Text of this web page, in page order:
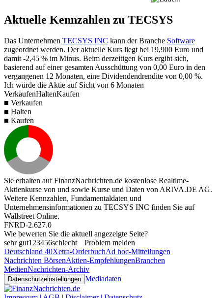
Aktuelle Kennzahlen zu TECSYS
Das Unternehmen TECSYS INC kann der Branche Software
zugeordnet werden. Der aktuelle Kurs liegt bei 19,900 Euro und
damit -2,45 % im Minus. Beim derzeitigen Kurs ergibt sich,
basierend auf einer gesamten Ausschüttung von 0,00 Euro in den
vergangenen 12 Monaten, eine Dividendendrendite von 0,00 %.
Ich würde die Aktie auf Sicht von 6 Monaten
VerkaufenHaltenKaufen
■ Verkaufen
■ Halten
■ Kaufen
Sie erhalten auf FinanzNachrichten.de kostenlose Realtime-
Aktienkurse von und sowie Kurse und Daten von ARIVA.DE AG.
Weitere Kennzahlen, Fundamentaldaten und
Unternehmensinformationen zu TECSYS INC finden Sie auf
Wallstreet Online.
FNRD-2.627.0
Wie bewerten Sie die aktuell angezeigte Seite?
sehr gut1 23456schlecht
Problem melden
Deutschland 40Xetra-OrderbuchAd hoc-Mitteilungen
Nachrichten BörsenAktien-EmpfehlungenBranchen
MedienNachrichten-Archiv
Datenschutzeinstellungen Mediadaten